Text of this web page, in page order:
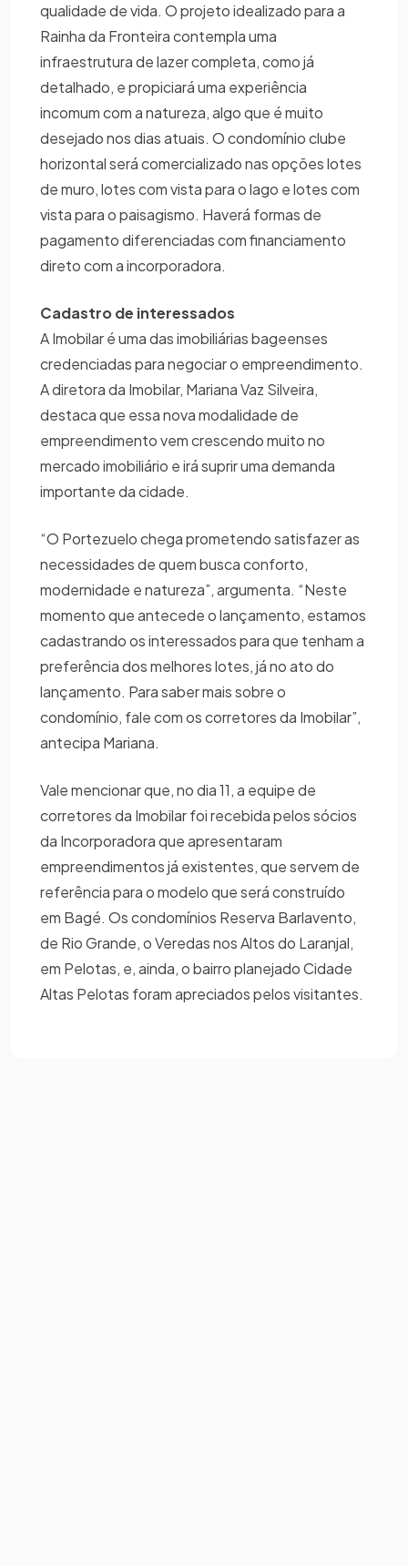
qualidade de vida. O projeto idealizado para a
Rainha da Fronteira contempla uma
infraestrutura de lazer completa, como já
detalhado, e propiciará uma experiência
incomum com a natureza, algo que é muito
desejado nos dias atuais. O condomínio clube
horizontal será comercializado nas opções lotes
de muro, lotes com vista para o lago e lotes com
vista para o paisagismo. Haverá formas de
pagamento diferenciadas com financiamento
direto com a incorporadora.
Cadastro de interessados
A Imobilar é uma das imobiliárias bageenses
credenciadas para negociar o empreendimento.
A diretora da Imobilar, Mariana Vaz Silveira,
destaca que essa nova modalidade de
empreendimento vem crescendo muito no
mercado imobiliário e irá suprir uma demanda
importante da cidade.
“O Portezuelo chega prometendo satisfazer as
necessidades de quem busca conforto,
modernidade e natureza”, argumenta. “Neste
momento que antecede o lançamento, estamos
cadastrando os interessados para que tenham a
preferência dos melhores lotes, já no ato do
lançamento. Para saber mais sobre o
condomínio, fale com os corretores da Imobilar”,
antecipa Mariana.
Vale mencionar que, no dia 11, a equipe de
corretores da Imobilar foi recebida pelos sócios
da Incorporadora que apresentaram
empreendimentos já existentes, que servem de
referência para o modelo que será construído
em Bagé. Os condomínios Reserva Barlavento,
de Rio Grande, o Veredas nos Altos do Laranjal,
em Pelotas, e, ainda, o bairro planejado Cidade
Altas Pelotas foram apreciados pelos visitantes.